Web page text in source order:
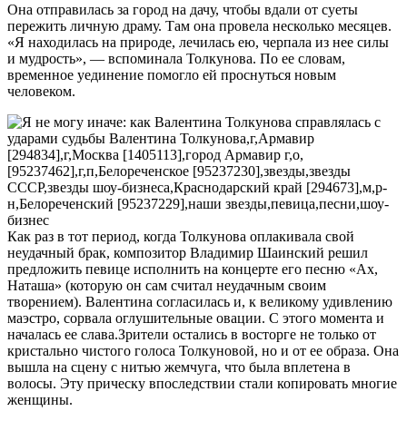
Она отправилась за город на дачу, чтобы вдали от суеты
пережить личную драму. Там она провела несколько месяцев.
«Я находилась на природе, лечилась ею, черпала из нее силы
и мудрость», — вспоминала Толкунова. По ее словам,
временное уединение помогло ей проснуться новым
человеком.
Как раз в тот период, когда Толкунова оплакивала свой
неудачный брак, композитор Владимир Шаинский решил
предложить певице исполнить на концерте его песню «Ах,
Наташа» (которую он сам считал неудачным своим
творением). Валентина согласилась и, к великому удивлению
маэстро, сорвала оглушительные овации. С этого момента и
началась ее слава.Зрители остались в восторге не только от
кристально чистого голоса Толкуновой, но и от ее образа. Она
вышла на сцену с нитью жемчуга, что была вплетена в
волосы. Эту прическу впоследствии стали копировать многие
женщины.